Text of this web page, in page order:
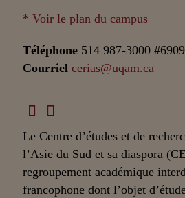
* Voir le plan du campus
Téléphone 514 987-3000 #6909
Courriel cerias@uqam.ca
Le Centre d’études et de
l’Asie du Sud et sa diaspora
regroupement académique
francophone dont l’objet